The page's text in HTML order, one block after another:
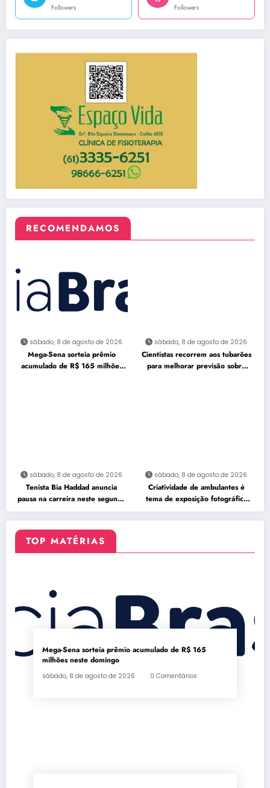
Followers Followers
RECOMENDAMOS
sábado, 8 de agosto de 2026
Mega-Sena sorteia prêmio
acumulado de R$ 165 milhões
sábado, 8 de agosto de 2026
Cientistas recorrem aos tubarões
para melhorar previsão sobre
sábado, 8 de agosto de 2026
Tenista Bia Haddad anuncia
pausa na carreira neste segundo
semestre
sábado, 8 de agosto de 2026
Criatividade de ambulantes é
tema de exposição fotográfica
no Rio
TOP MATÉRIAS
Mega-Sena sorteia prêmio acumulado de R$ 165
milhões neste domingo
sábado, 8 de agosto de 2026 0 Comentários